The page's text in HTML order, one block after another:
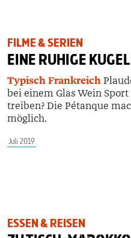
FILME & SERIEN
EINE RUHIGE
Typisch Frankreich
bei einem Glas Wein Sport
treiben? Die Pétanque
möglich.
Juli 2019
ESSEN & REISEN